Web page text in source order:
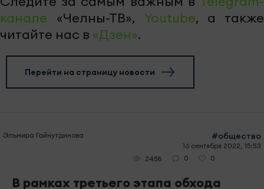
канале «Челны-ТВ», Youtube, а также
читайте нас в «Дзен».
Перейти на страницу новости
Эльмира Гайнутдинова #общество
16 сентября 2022, 15:53
2458
0 0
В рамках третьего этапа обхода